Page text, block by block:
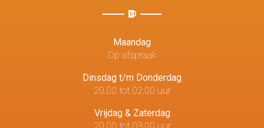
Maandag
Op afspraak
Dinsdag t/m Donderdag
20.00 tot 02.00 uur
Vrijdag & Zaterdag